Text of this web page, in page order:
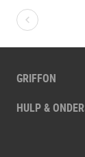
GRIFFON
HULP &